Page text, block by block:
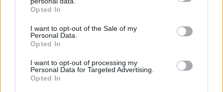
grant or deny consent to Google and its third-party tags to
use your data for below specified purposes in below Google
consent section.
Opted In
I want to opt-out of the Sale of my
Personal Data.
Opted In
I want to opt-out of processing my
Personal Data for Targeted Advertising.
Opted In